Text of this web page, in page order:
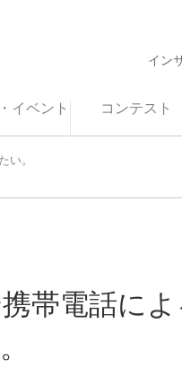
イン
イベント コンテスト
い。
帯電話に